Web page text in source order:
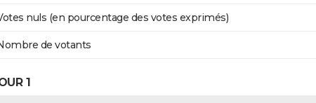
nuls (en pourcentage des votes exprimés)
de votants
1